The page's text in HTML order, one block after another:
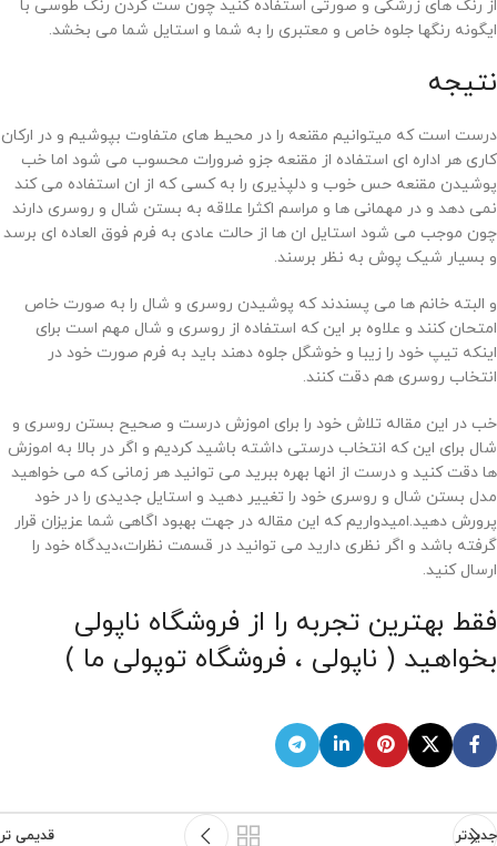
از رنگ های زرشکی و صورتی استفاده کنید چون ست کردن رنگ طوسی با
ایگونه رنگها جلوه خاص و معتبری را به شما و استایل شما می بخشد.
نتیجه
درست است که میتوانیم مقنعه را در محیط های متفاوت بپوشیم و در ارکان
کاری هر اداره ای استفاده از مقنعه جزو ضرورات محسوب می شود اما خب
پوشیدن مقنعه حس خوب و دلپذیری را به کسی که از ان استفاده می کند
نمی دهد و در مهمانی ها و مراسم اکثرا علاقه به بستن شال و روسری دارند
چون موجب می شود استایل ان ها از حالت عادی به فرم فوق العاده ای برسد
و بسیار شیک پوش به نظر برسند.
و البته خانم ها می پسندند که پوشیدن روسری و شال را به صورت خاص
امتحان کنند و علاوه بر این که استفاده از روسری و شال مهم است برای
اینکه تیپ خود را زیبا و خوشگل جلوه دهند باید به فرم صورت خود در
انتخاب روسری هم دقت کنند.
خب در این مقاله تلاش خود را برای اموزش درست و صحیح بستن روسری و
شال برای این که انتخاب درستی داشته باشید کردیم و اگر در بالا به اموزش
ها دقت کنید و درست از انها بهره ببرید می توانید هر زمانی که می خواهید
مدل بستن شال و روسری خود را تغییر دهید و استایل جدیدی را در خود
پرورش دهید.امیدواریم که این مقاله در جهت بهبود اگاهی شما عزیزان قرار
گرفته باشد و اگر نظری دارید می توانید در قسمت نظرات،دیدگاه خود را
ارسال کنید.
فقط بهترین تجربه را از فروشگاه ناپولی
بخواهید ( ناپولی ، فروشگاه توپولی ما )
جدیدتر قدیمی تر